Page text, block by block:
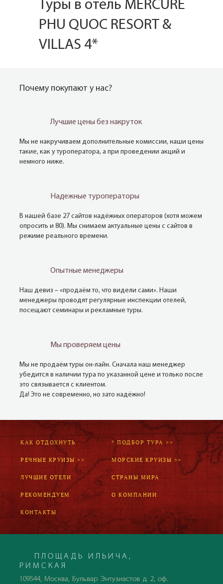
Туры в отель MERCURE
PHU QUOC RESORT &
VILLAS 4*
Почему покупают у нас?
Лучшие цены без накруток
Мы не накручиваем дополнительные комиссии, наши цены
такие, как у туроператора, а при проведении акций и
немного ниже.
Надежные туроператоры
В нашей базе 27 сайтов надёжных операторов (хотя можем
опросить и 80). Мы снимаем актуальные цены с сайтов в
режиме реального времени.
Опытные менеджеры
Наш девиз – «продаём то, что видели сами». Наши
менеджеры проводят регулярные инспекции отелей,
посещают семинары и рекламные туры.
Мы проверяем цены
Мы не продаём туры он-лайн. Сначала наш менеджер
убедится в наличии тура по указанной цене и только после
это связывается с клиентом.
Да! Это не современно, но зато надёжно!
КАК ОТДОХНУТЬ * ПОДБОР ТУРА >>
РЕЧНЫЕ КРУИЗЫ >> МОРСКИЕ КРУИЗЫ >>
ЛУЧШИЕ ОТЕЛИ СТРАНЫ МИРА
РЕКОМЕНДУЕМ О КОМПАНИИ
КОНТАКТЫ
ПЛОЩАДЬ ИЛЬИЧА,
РИМСКАЯ
109544, Москва, Бульвар Энтузиастов д. 2, оф.